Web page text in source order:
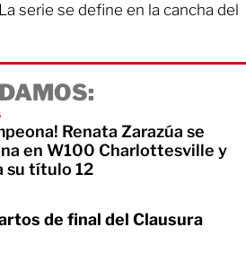
serie se define en la cancha del
Renata Zarazúa se
en W100 Charlottesville y
su título 12
de final del Clausura